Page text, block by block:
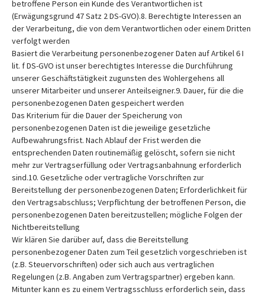
betroffene Person ein Kunde des Verantwortlichen ist
(Erwägungsgrund 47 Satz 2 DS-GVO).8. Berechtigte Interessen an
der Verarbeitung, die von dem Verantwortlichen oder einem Dritten
verfolgt werden
Basiert die Verarbeitung personenbezogener Daten auf Artikel 6 I
lit. f DS-GVO ist unser berechtigtes Interesse die Durchführung
unserer Geschäftstätigkeit zugunsten des Wohlergehens all
unserer Mitarbeiter und unserer Anteilseigner.9. Dauer, für die die
personenbezogenen Daten gespeichert werden
Das Kriterium für die Dauer der Speicherung von
personenbezogenen Daten ist die jeweilige gesetzliche
Aufbewahrungsfrist. Nach Ablauf der Frist werden die
entsprechenden Daten routinemäßig gelöscht, sofern sie nicht
mehr zur Vertragserfüllung oder Vertragsanbahnung erforderlich
sind.10. Gesetzliche oder vertragliche Vorschriften zur
Bereitstellung der personenbezogenen Daten; Erforderlichkeit für
den Vertragsabschluss; Verpflichtung der betroffenen Person, die
personenbezogenen Daten bereitzustellen; mögliche Folgen der
Nichtbereitstellung
Wir klären Sie darüber auf, dass die Bereitstellung
personenbezogener Daten zum Teil gesetzlich vorgeschrieben ist
(z.B. Steuervorschriften) oder sich auch aus vertraglichen
Regelungen (z.B. Angaben zum Vertragspartner) ergeben kann.
Mitunter kann es zu einem Vertragsschluss erforderlich sein, dass